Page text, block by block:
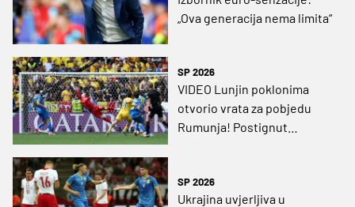
„Ova generacija nema limita“
SP 2026
VIDEO Lunjin poklonima
otvorio vrata za pobjedu
Rumunja! Postignut
SP 2026
Ukrajina uvjerljiva u